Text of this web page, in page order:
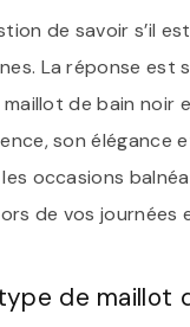
de savoir s’il
La réponse est
maillot de bain
son
occasions
de vos journées
de maillot